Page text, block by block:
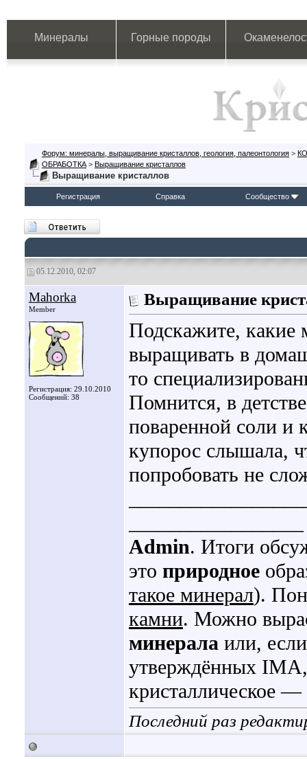
Минералы Горные породы
Форум: минералы, выращивание кристаллов, геология, палеонтология >
ОБРАБОТКА > Выращивание кристаллов
Выращивание кристаллов
Регистрация Справка Сообщество
05.12.2010, 02:07
Mahorka
Member
Регистрация: 29.10.2010
Сообщений: 38
Выращивание
Подскажите,
выращивать в
то
Помнится, в
поваренной соли и
купорос слышала,
попробовать не
Admin. Итоги
это природное
такое минерал).
камни. Можно
минерала или,
утверждённых
кристаллическое
Последний раз